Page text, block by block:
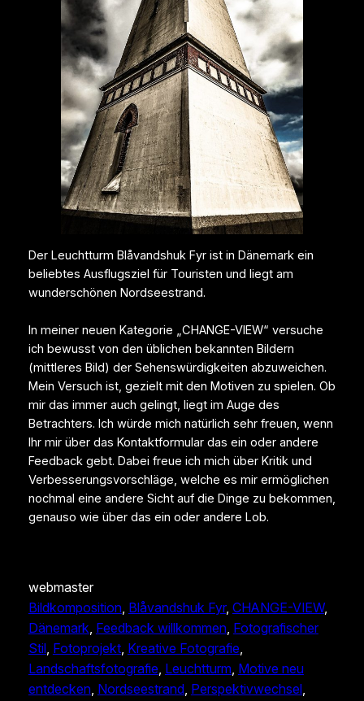
Der Leuchtturm Blåvandshuk Fyr ist in Dänemark ein
beliebtes Ausflugsziel für Touristen und liegt am
wunderschönen Nordseestrand.
In meiner neuen Kategorie „CHANGE-VIEW“ versuche
ich bewusst von den üblichen bekannten Bildern
(mittleres Bild) der Sehenswürdigkeiten abzuweichen.
Mein Versuch ist, gezielt mit den Motiven zu spielen. Ob
mir das immer auch gelingt, liegt im Auge des
Betrachters. Ich würde mich natürlich sehr freuen, wenn
Ihr mir über das Kontaktformular das ein oder andere
Feedback gebt. Dabei freue ich mich über Kritik und
Verbesserungsvorschläge, welche es mir ermöglichen
nochmal eine andere Sicht auf die Dinge zu bekommen,
genauso wie über das ein oder andere Lob.
webmaster
Bildkomposition, Blåvandshuk Fyr, CHANGE-VIEW
Dänemark, Feedback willkommen, Fotografischer
Stil, Fotoprojekt, Kreative Fotografie
Landschaftsfotografie, Leuchtturm, Motive neu
entdecken, Nordseestrand, Perspektivwechsel